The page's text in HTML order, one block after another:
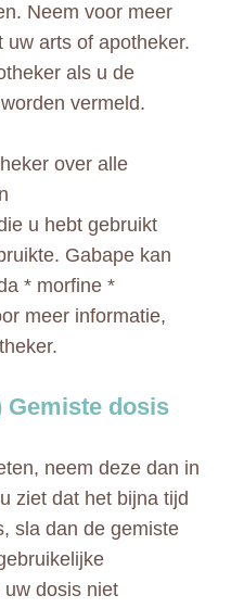
Neem voor meer
uw arts of apotheker.
als u de
vermeld.
over alle
u hebt gebruikt
Gabape kan
* morfine *
meer informatie,
Gemiste dosis
neem deze dan in
ziet dat het bijna tijd
sla dan de gemiste
dosis niet